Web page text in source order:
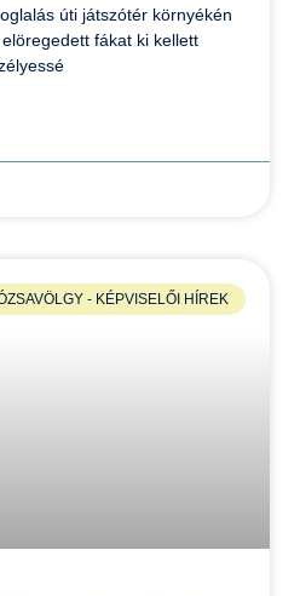
úti játszótér környékén
fákat ki kellett
- KÉPVISELŐI HÍREK